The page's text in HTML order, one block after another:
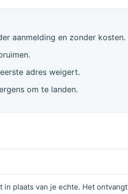
aanmelding en zonder kosten.
adres weigert.
om te landen.
plaats van je echte. Het ontvangt